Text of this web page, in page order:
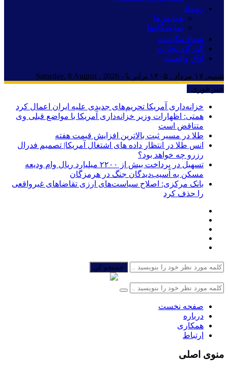
رویداد
همایش‌ها
نمایشگاه‌ها
شفاف‌نگاشت
گذرگاه تجارت
اتاق واقعیت
شنبه, ۱۷ مرداد , ۱۴۰۵ برابر با - Saturday, 8 August , 2026
خبر فوری :
خزانه‌داری آمریکا تحریم‌های جدیدی علیه ایران اعمال کرد
همتی: اظهارات وزیر خزانه‌داری آمریکا با مواضع قبلی وی
متناقض است
طلا در مسیر ثبت بالاترین افزایش قیمت هفته
انس طلا در انتظار داده های اشتغال آمریکا| تصمیم فدرال
رزرو چه خواهد بود؟
تسهیل در پرداخت بیش از ۲۲۰۰ میلیارد ریال وام ودیعه
مسکن به آسیب‌دیدگان جنگ در هرمزگان
بانک مرکزی: اصلاح سیاست‌های ارزی تقاضاهای غیرواقعی
را حذف کرد
جستجو کن
صفحه نخست
درباره
همکاری
ارتباط
منوی اصلی